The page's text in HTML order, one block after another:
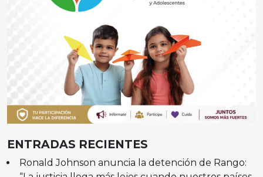
ENTRADAS RECIENTES
Ronald Johnson anuncia la detención de Rango: